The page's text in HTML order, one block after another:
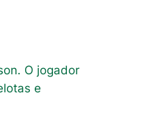
O jogador
e